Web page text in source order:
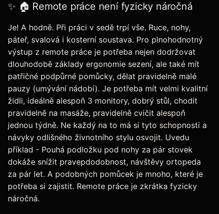
✨ 🏠 Remote práce není fyzicky náročná
Je! A hodně. Při práci v sedě trpí vše. Ruce, nohy,
páteř, svalová i kosterní soustava. Pro plnohodnotný
výstup z remote práce je potřeba nejen dodržovat
dlouhodobě základy ergonomie sezení, ale také mít
patřičné podpůrné pomůcky, dělat pravidelně malé
pauzy (umývání nádobí). Je potřeba mít velmi kvalitní
židli, ideálně alespoň 3 monitory, dobrý stůl, chodit
pravidelně na masáže, pravidelně cvičit alespoň
jednou týdně. Ne každý na to má si tyto schopnosti a
návyky odlišného živnotního stylu osvojit. Uvedu
příklad - Pouhá podložku pod nohy za pár stovek
dokáže snížit pravepdodobnost, návštěvy ortopeda
za pár let. A podobných pomůcek je mnoho, které je
potřeba si zajistit. Remote práce je zkrátka fyzicky
náročná.